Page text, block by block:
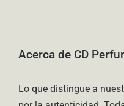
Acerca de CD
Lo que distingue a